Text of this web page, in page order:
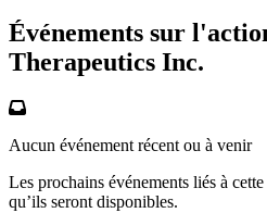
Événements sur
Therapeutics Inc.
Aucun événement récent ou à venir
Les prochains événements liés à
qu’ils seront disponibles.